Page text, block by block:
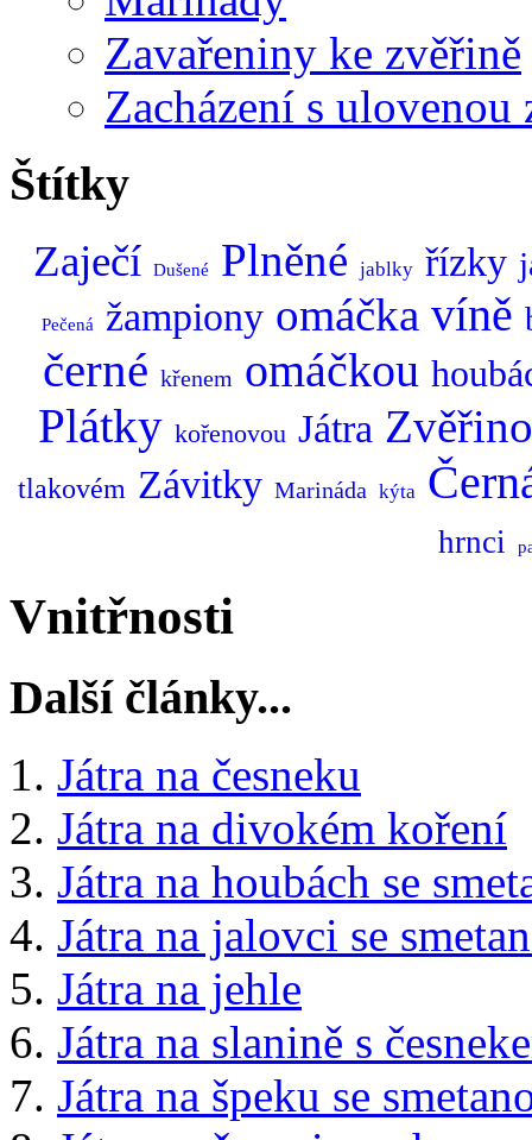
Zavařeniny ke zvěřině
Zacházení s ulovenou
Štítky
Zaječí Dušené Plněné jablky řízky
Pečená žampiony omáčka víně
černé křenem omáčkou
Plátky kořenovou Játra
tlakovém Závitky Marináda kýta
hrnci
Vnitřnosti
Další články...
Játra na česneku
Játra na divokém koření
Játra na houbách se
Játra na jalovci se
Játra na jehle
Játra na slanině s
Játra na špeku se